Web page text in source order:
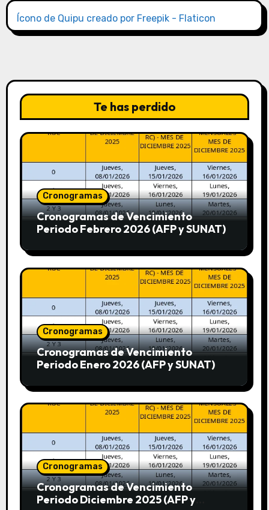
Ícono de Quipu creado por Freepik - Flaticon
Te has perdido
Cronogramas
Cronogramas de Vencimiento
Periodo Febrero 2026 (AFP y SUNAT)
Cronogramas
Cronogramas de Vencimiento
Periodo Enero 2026 (AFP y SUNAT)
Cronogramas
Cronogramas de Vencimiento
Periodo Diciembre 2025 (AFP y